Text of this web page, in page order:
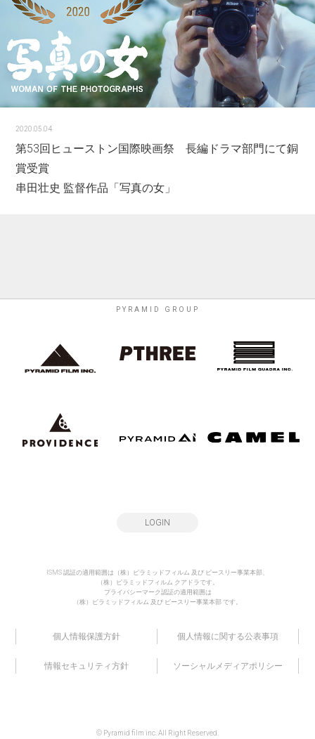
2020.05.04
第53回ヒューストン国際映画祭 長編ドラマ部門にて銅
賞受賞
串田壮史 監督作品「写真の女」
PYRAMID GROUP
LOGIN
ISMS 認証の適用範囲は（株）ピラミッドフィルム 及び ピースリー事業本部、
（株）ピラミッドフィルム クアドラです。
プライバシーマーク認証の適用範囲は
（株）ピラミッドフィルム 及び ピースリー事業本部 です。
個人情報保護方針 個人情報に関する公表事項
情報セキュリティ方針 ソーシャルメディアポリシー
© Pyramid film inc. All Right Reserved.